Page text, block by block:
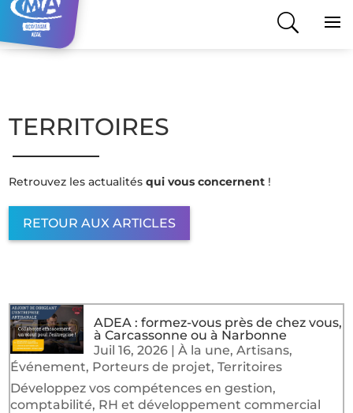
TERRITOIRES
Retrouvez les actualitésqui vous concernent !
RETOUR AUX ARTICLES
ADEA : formez-vous près de chez vous,
à Carcassonne ou à Narbonne
Juil 16, 2026| À la une, Artisans,
Événement, Porteurs de projet,Territoires
Développez vos compétences en gestion,
comptabilité, RH et développement commercial